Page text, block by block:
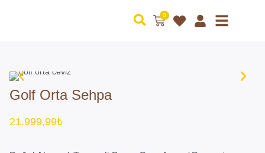
0
Golf Orta Sehpa
21.999,99₺